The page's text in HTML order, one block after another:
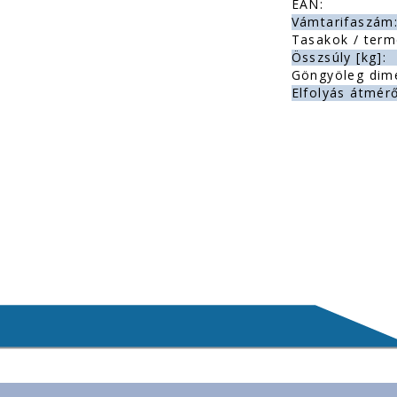
EAN:
Tasakok /
Összsúly [kg]:
Göngyöleg
Elfolyás